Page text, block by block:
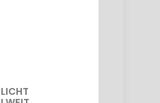
LICHT